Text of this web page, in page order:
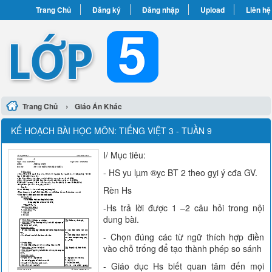
Trang Chủ Đăng ký Đăng nhập Upload Liên hệ
Trang Chủ › Giáo Án Khác
KẾ HOẠCH BÀI HỌC MÔN: TIẾNG VIỆT 3 - TUẦN 9
I/ Mục tiêu:
- HS yu lµm ®­ỵc BT 2 theo gỵi ý cđa GV.
Rèn Hs
-Hs trả lời được 1 –2 câu hỏi trong nội
dung bài.
- Chọn đúng các từ ngữ thích hợp điền
vào chỗ trống để tạo thành phép so sánh
- Giáo dục Hs biết quan tâm đến mọi